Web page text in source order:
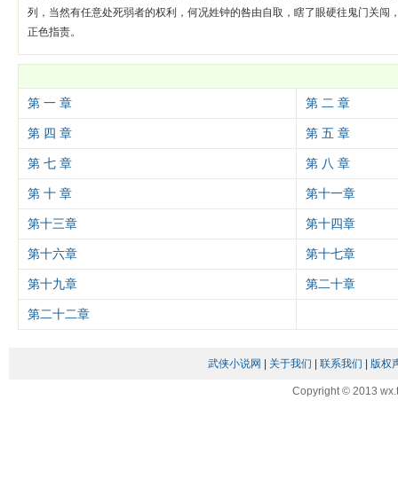
列，当然有任意处死弱者的权利，何况姓钟的咎由自取，瞎了眼硬往鬼门关闯
正色指责。
第 一 章 第 二 章
第 四 章 第 五 章
第 七 章 第 八 章
第 十 章 第十一章
第十三章 第十四章
第十六章 第十七章
第十九章 第二十章
第二十二章
武侠小说网 关于我们 联系我们 版权
Copyright © 2013